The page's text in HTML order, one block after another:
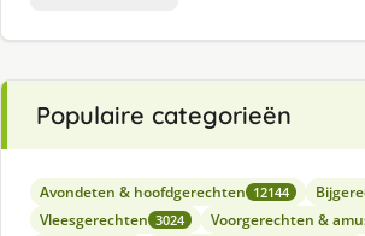
Populaire categorieën
Avondeten & hoofdgerechten 12144
Vleesgerechten 3024 Voorgerechten &